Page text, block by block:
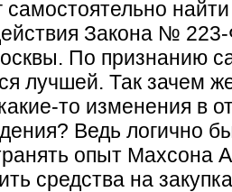
Закона №
По признанию
лучшей. Так зачем
то изменения в
Ведь логично
опыт Махсона
средства на